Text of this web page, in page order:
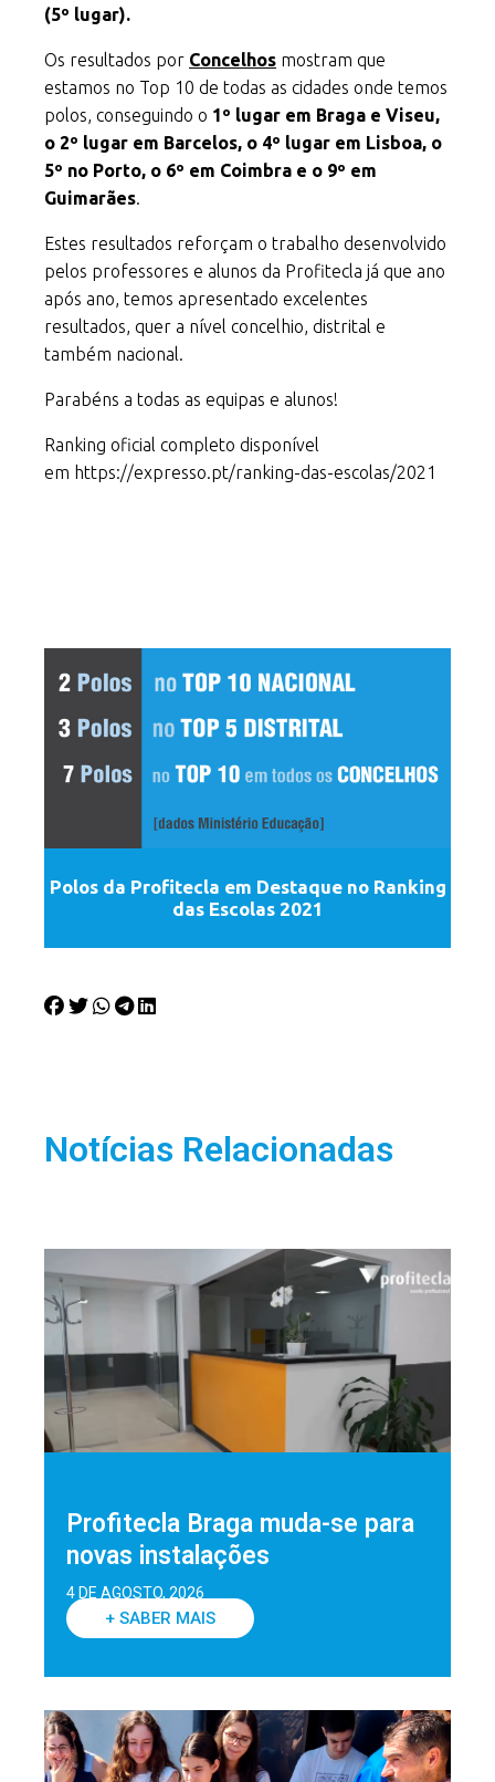
(5º lugar).
Os resultados por Concelhos mostram que
estamos no Top 10 de todas as cidades onde temos
polos, conseguindo o 1º lugar em Braga e Viseu,
o 2º lugar em Barcelos, o 4º lugar em Lisboa, o
5º no Porto, o 6º em Coimbra e o 9º em
Guimarães.
Estes resultados reforçam o trabalho desenvolvido
pelos professores e alunos da Profitecla já que ano
após ano, temos apresentado excelentes
resultados, quer a nível concelhio, distrital e
também nacional.
Parabéns a todas as equipas e alunos!
Ranking oficial completo disponível
em https://expresso.pt/ranking-das-escolas/2021
Polos da Profitecla em Destaque no Ranking
das Escolas 2021
Notícias Relacionadas
Profitecla Braga muda-se para
novas instalações
4 DE AGOSTO, 2026
+ SABER MAIS